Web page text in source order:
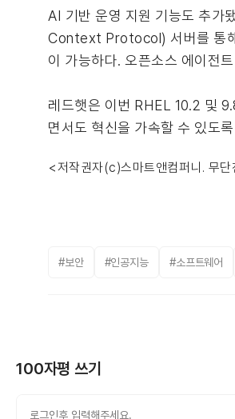
AI 기반 운영 지원 기능도 추
Context Protocol) 서버를 통해
이 가능하다. 오픈소스 에이전
레드햇은 이번 RHEL 10.2 및
면서도 혁신을 가속할 수 있도
<저작권자(c)스마트앤컴퍼니. 무
#보안 #인공지능 #소프트웨어
100자평 쓰기